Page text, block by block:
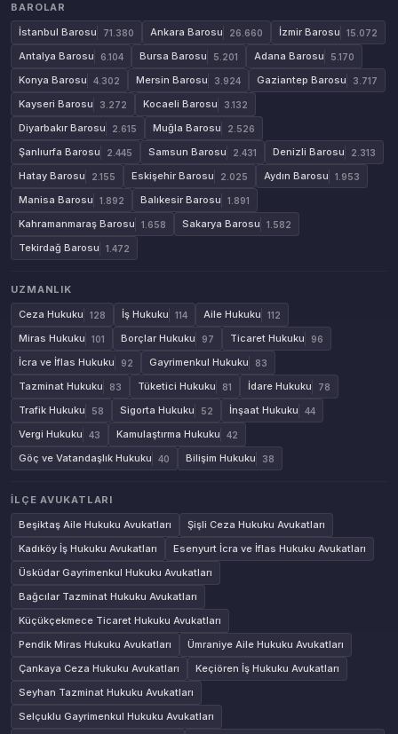
BAROLAR
İstanbul Barosu
71.380 Ankara Barosu 26.660 İzmir Barosu 15.072
Antalya Barosu 6.104 Bursa Barosu 5.201 Adana Barosu 5.170
Konya Barosu 4.302 Mersin Barosu 3.924 Gaziantep Barosu 3.717
Kayseri Barosu 3.272 Kocaeli Barosu 3.132
Diyarbakır Barosu 2.615 Muğla Barosu 2.526
Şanlıurfa Barosu 2.445 Samsun Barosu 2.431 Denizli Barosu 2.313
Hatay Barosu 2.155 Eskişehir Barosu 2.025 Aydın Barosu 1.953
Manisa Barosu 1.892 Balıkesir Barosu 1.891
Kahramanmaraş Barosu 1.658 Sakarya Barosu 1.582
Tekirdağ Barosu 1.472
UZMANLIK
Ceza Hukuku
128 İş Hukuku 114 Aile Hukuku 112
Miras Hukuku 101 Borçlar Hukuku 97 Ticaret Hukuku 96
İcra ve İflas Hukuku 92 Gayrimenkul Hukuku 83
Tazminat Hukuku 83 Tüketici Hukuku 81 İdare Hukuku 78
Trafik Hukuku 58 Sigorta Hukuku 52 İnşaat Hukuku 44
Vergi Hukuku 43 Kamulaştırma Hukuku 42
Göç ve Vatandaşlık Hukuku 40 Bilişim Hukuku 38
İLÇE AVUKATLARI
Beşiktaş Aile Hukuku Avukatları
Şişli Ceza Hukuku Avukatları
Kadıköy İş Hukuku Avukatları
Esenyurt İcra ve İflas Hukuku Avukatları
Üsküdar Gayrimenkul Hukuku Avukatları
Bağcılar Tazminat Hukuku Avukatları
Küçükçekmece Ticaret Hukuku Avukatları
Pendik Miras Hukuku Avukatları
Ümraniye Aile Hukuku Avukatları
Çankaya Ceza Hukuku Avukatları
Keçiören İş Hukuku Avukatları
Seyhan Tazminat Hukuku Avukatları
Selçuklu Gayrimenkul Hukuku Avukatları